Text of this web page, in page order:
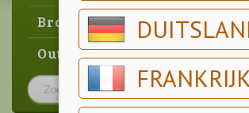
Brood & gebak
Outlet